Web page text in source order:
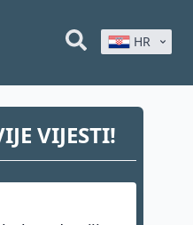
HR
VIJESTI!